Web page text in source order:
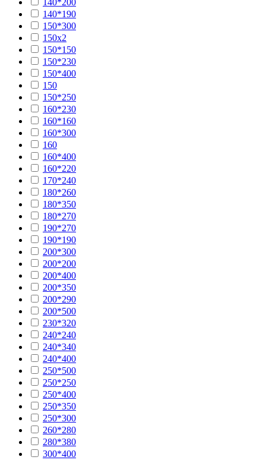
140*200
140*190
150*300
150х2
150*150
150*230
150*400
150
150*250
160*230
160*160
160*300
160
160*400
160*220
170*240
180*260
180*350
180*270
190*270
190*190
200*300
200*200
200*400
200*350
200*290
200*500
230*320
240*240
240*340
240*400
250*500
250*250
250*400
250*350
250*300
260*280
280*380
300*400